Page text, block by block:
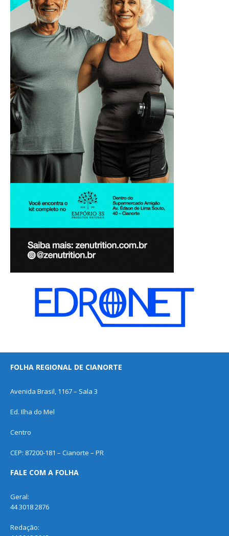
FOLHA REGIONAL DE CIANORTE
Avenida Brasil, 1167 – Sala 3
Ed. Ilha do Mel
Centro
CEP: 87200-181 – Cianorte – PR
FALE COM A FOLHA
Geral:
44 3018 2876
Redação: